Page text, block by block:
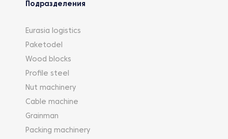
Подразделения
Eurasia logistics
Paketodel
Wood blocks
Profile steel
Nut machinery
Cable machine
Grainman
Packing machinery